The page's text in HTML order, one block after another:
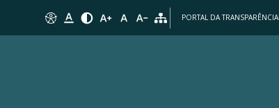
PORTAL DA TRANSPARÊNCIA